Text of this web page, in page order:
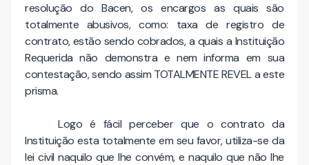
resolução do Bacen, os encargos as quais são
totalmente abusivos, como: taxa de registro de
contrato, estão sendo cobrados, a quais a Instituição
Requerida não demonstra e nem informa em sua
contestação, sendo assim TOTALMENTE REVEL a este
prisma.
Logo é fácil perceber que o contrato da
Instituição esta totalmente em seu favor, utiliza-se da
lei civil naquilo que lhe convém, e naquilo que não lhe